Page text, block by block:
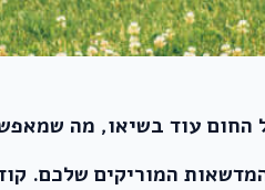
עוד בשיאו, מה
המוריקים שלכם.